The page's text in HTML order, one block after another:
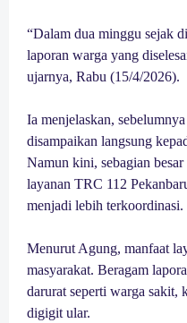
“Dalam dua minggu sejak
laporan warga yang
ujarnya, Rabu (15/4/2026).
Ia menjelaskan,
disampaikan langsung
Namun kini, sebagian
layanan TRC 112
menjadi lebih terkoordinasi.
Menurut Agung, manfaat
masyarakat. Beragam
darurat seperti warga sakit,
digigit ular.